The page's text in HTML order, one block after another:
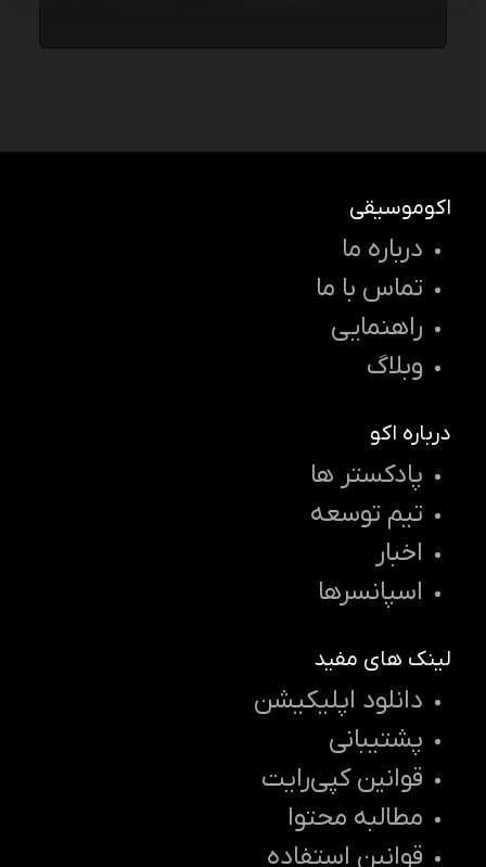
اکوموسیقی
درباره ما
تماس با ما
راهنمایی
وبلاگ
درباره اکو
پادکستر ها
تیم توسعه
اخبار
اسپانسرها
لینک های مفید
دانلود اپلیکیشن
پشتیبانی
قوانین کپی‌رایت
مطالبه محتوا
قوانین استفاده